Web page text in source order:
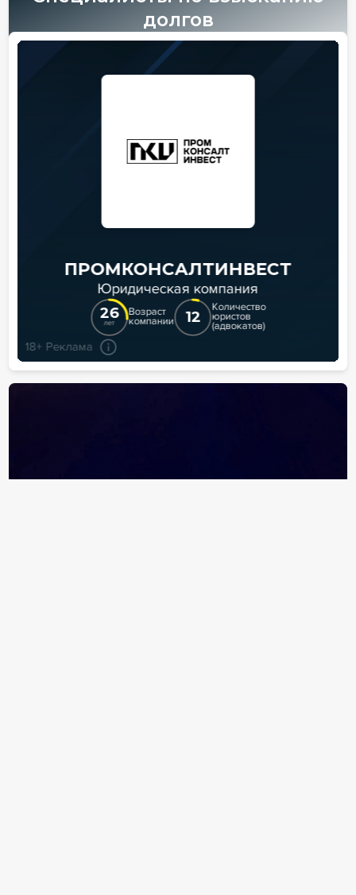
долгов
ПРОМКОНСАЛТИНВЕСТ
Юридическая компания
26
лет
Возраст
компании 12
Количество
юристов
(адвокатов)
18+ Реклама